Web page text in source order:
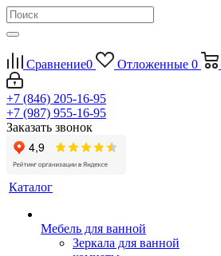
Сравнение0 Отложенные 0
+7 (846) 205-16-95
+7 (987) 955-16-95
Заказать звонок
Каталог
Мебель для ванной
Зеркала для ванной